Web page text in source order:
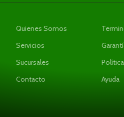
Quienes Somos
Servicios
Sucursales
Contacto
Ayuda